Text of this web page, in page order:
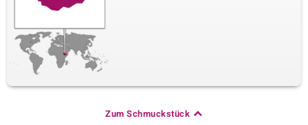
Zum Schmuckstück